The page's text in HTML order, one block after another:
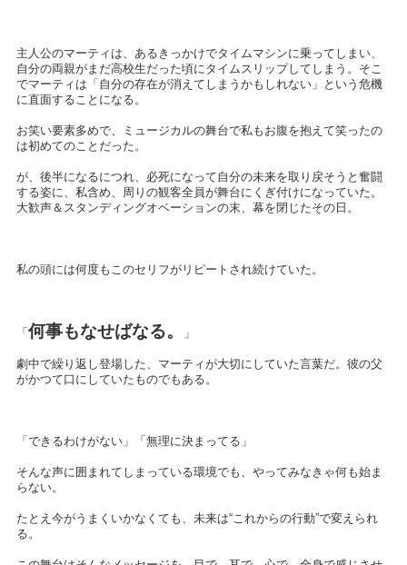
主人公のマーティは、あるきっかけでタイムマシンに乗ってしまい、
自分の両親がまだ高校生だった頃にタイムスリップしてしまう。そこ
でマーティは「自分の存在が消えてしまうかもしれない」という危機
に直面することになる。
お笑い要素多めで、ミュージカルの舞台で私もお腹を抱えて笑ったの
は初めてのことだった。
が、後半になるにつれ、必死になって自分の未来を取り戻そうと奮闘
する姿に、私含め、周りの観客全員が舞台にくぎ付けになっていた。
大歓声＆スタンディングオベーションの末、幕を閉じたその日。
私の頭には何度もこのセリフがリピートされ続けていた。
「 何事もなせばなる。 」
劇中で繰り返し登場した、マーティが大切にしていた言葉だ。彼の父
がかつて口にしていたものでもある。
「できるわけがない」「無理に決まってる」
そんな声に囲まれてしまっている環境でも、やってみなきゃ何も始ま
らない。
たとえ今がうまくいかなくても、未来は“これからの行動”で変えられ
る。